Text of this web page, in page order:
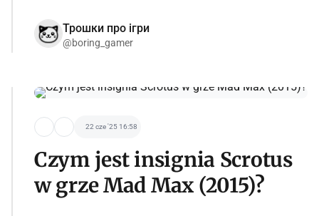
Трошки про ігри
@boring_gamer
22 cze '25 16:58
Czym jest insignia Scrotus
w grze Mad Max (2015)?